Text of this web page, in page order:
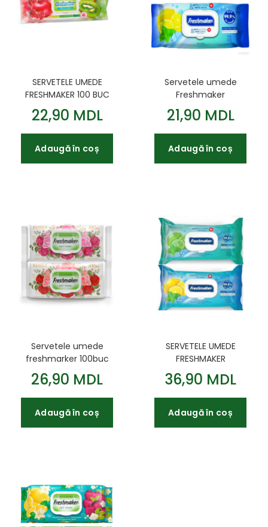
SERVETELE UMEDE
FRESHMAKER 100 BUC
FRUCTE CU CAPAC
22,90 MDL
Adaugă în coș
Servetele umede
Freshmaker
Antibacterial 72 buc. cu
capac
21,90 MDL
Adaugă în coș
Servetele umede
freshmarker 100buc
Rose cu capac
26,90 MDL
Adaugă în coș
SERVETELE UMEDE
FRESHMAKER
ANTIBACTERIAL 120 BUC
CU CAPAC
36,90 MDL
Adaugă în coș